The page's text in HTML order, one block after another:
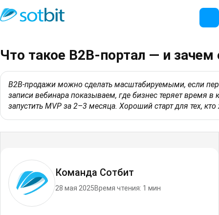
Что такое B2B-портал — и зачем
B2B‑продажи можно сделать масштабируемыми, если
записи вебинара показываем, где бизнес теряет время в
запустить MVP за 2–3 месяца. Хороший старт для тех,
Команда Сотбит
28 мая 2025Время чтения: 1 мин